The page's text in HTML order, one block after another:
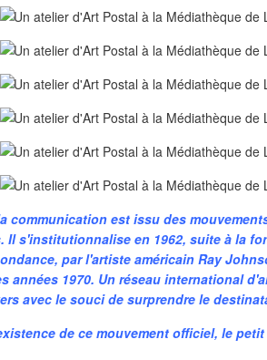
communication est issu des
Il s'institutionnalise en 1962, suite à la
par l'artiste américain Ray
années 1970. Un réseau international
avec le souci de surprendre le
de ce mouvement officiel, le